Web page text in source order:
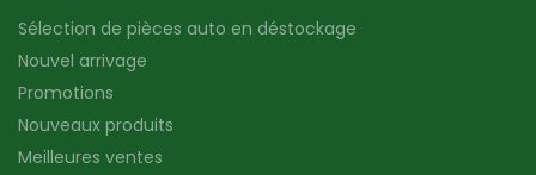
Sélection de pièces auto en déstockage
Nouvel arrivage
Promotions
Nouveaux produits
Meilleures ventes